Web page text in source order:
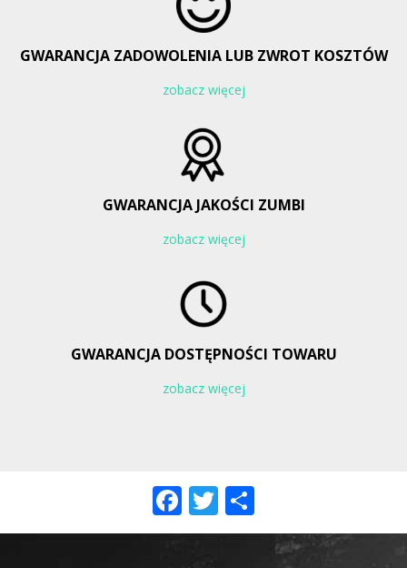
GWARANCJA ZADOWOLENIA LUB ZWROT KOSZTÓW
zobacz więcej
GWARANCJA JAKOŚCI ZUMBI
zobacz więcej
GWARANCJA DOSTĘPNOŚCI TOWARU
zobacz więcej
Facebook
Twitter